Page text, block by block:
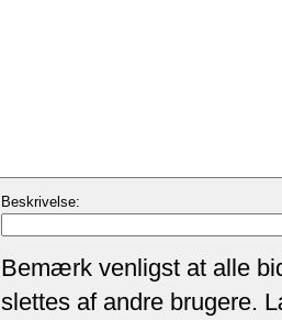
Beskrivelse:
Bemærk venligst at alle
slettes af andre brugere.